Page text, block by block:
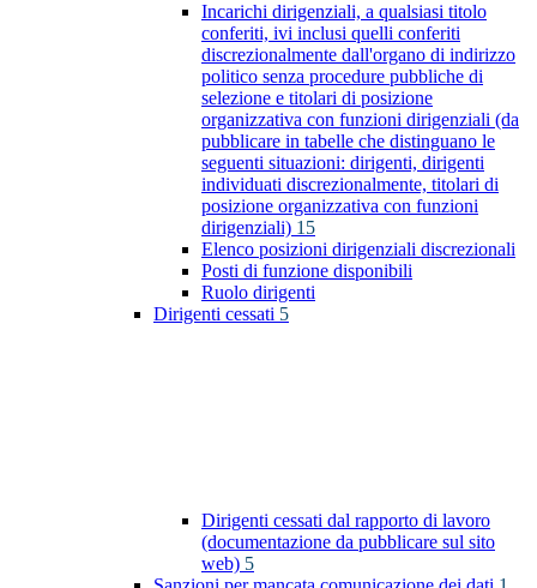
Incarichi dirigenziali, a qualsiasi titolo
conferiti, ivi inclusi quelli conferiti
discrezionalmente dall'organo di indirizzo
politico senza procedure pubbliche di
selezione e titolari di posizione
organizzativa con funzioni dirigenziali (da
pubblicare in tabelle che distinguano le
seguenti situazioni: dirigenti, dirigenti
individuati discrezionalmente, titolari di
posizione organizzativa con funzioni
dirigenziali) 15
Elenco posizioni dirigenziali discrezionali
Posti di funzione disponibili
Ruolo dirigenti
Dirigenti cessati 5
Dirigenti cessati dal rapporto di lavoro
(documentazione da pubblicare sul sito
web) 5